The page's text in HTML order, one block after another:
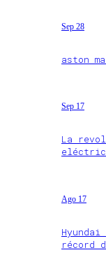
Sep 28
aston
Sep 17
La
Ago 17
récord